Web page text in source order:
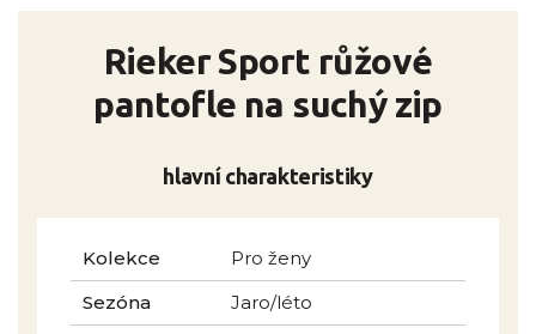
Rieker Sport růžové
pantofle na suchý zip
hlavní charakteristiky
Kolekce
Pro ženy
Sezóna
Jaro/léto